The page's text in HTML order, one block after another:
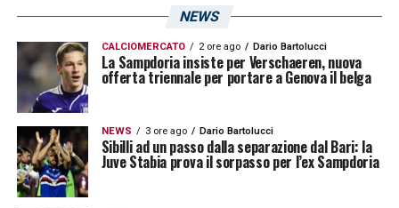
risultato positivo dell’esercizio 2016, che
chiude con un utile significativo, a conferma
di un’inversione di tendenza intervenuta
dopo l’acquisizione della società da parte
del Gruppo Ferrero»
LA PLAYLIST DELLE NOSTRE TOP NEWS
NEWS
CALCIOMERCATO 2 ore ago Dario Bartolucci
La Sampdoria insiste per Verschaeren, nuova
offerta triennale per portare a Genova il belga
NEWS 3 ore ago Dario Bartolucci
Sibilli ad un passo dalla separazione dal Bari: la
Juve Stabia prova il sorpasso per l’ex Sampdoria